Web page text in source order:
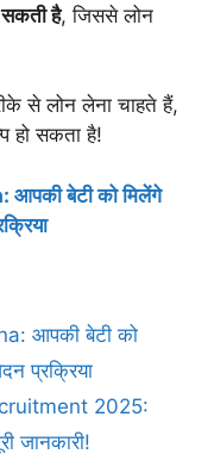
सकती है, जिससे लोन
से लोन लेना चाहते हैं,
हो सकता है!
बेटी को मिलेंगे
आपकी बेटी को
प्रक्रिया
2025:
जानकारी!